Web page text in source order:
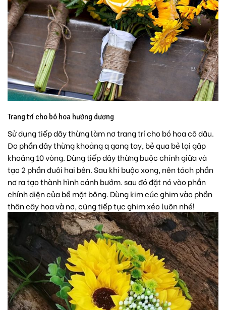
Trang trí cho bó hoa hướng dương
Sử dụng tiếp dây thừng làm nơ trang trí cho bó hoa cô dâu.
Đo phần dây thừng khoảng q gang tay, bẻ qua bẻ lại gập
khoảng 10 vòng. Dùng tiếp dây thừng buộc chính giữa và
tạo 2 phần đuôi hai bên. Sau khi buộc xong, nên tách phần
nơ ra tạo thành hình cánh bướm. sau đó đặt nó vào phần
chính diện của bề mặt bông. Dùng kim cúc ghim vào phần
thân cây hoa và nơ, cũng tiếp tục ghim xéo luôn nhé!